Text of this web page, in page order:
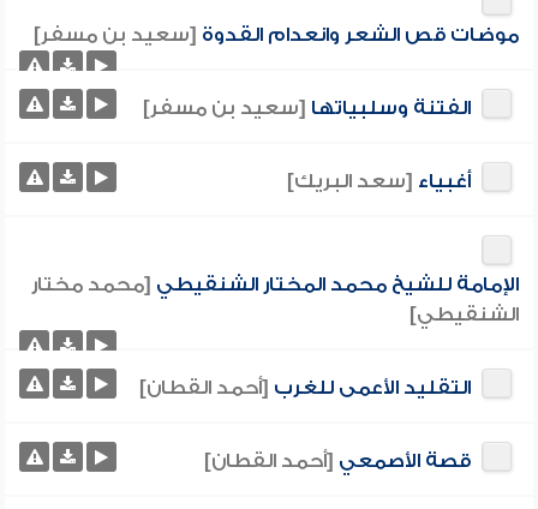
موضات قص الشعر وانعدام القدوة [سعيد بن مسفر]
الفتنة وسلبياتها [سعيد بن مسفر]
أغبياء [سعد البريك]
الإمامة للشيخ محمد المختار الشنقيطي [محمد مختار
الشنقيطي]
التقليد الأعمى للغرب [أحمد القطان]
قصة الأصمعي [أحمد القطان]